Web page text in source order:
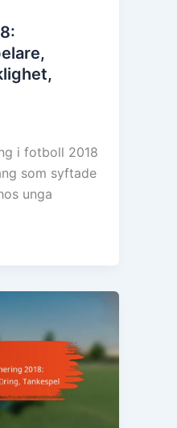
i fotboll 2018
som syftade
unga